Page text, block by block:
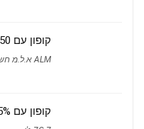
קופון עם 50 ₪ הנחה – ALM אלמ
ALM א.ל.מ חשמל ודיגיטל (אלמ)
קופון עם 15% הנחה – 7G 7 ג'י